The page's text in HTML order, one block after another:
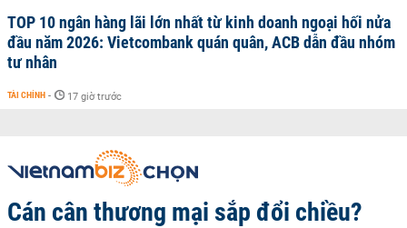
TOP 10 ngân hàng lãi lớn nhất từ kinh doanh ngoại hối nửa
đầu năm 2026: Vietcombank quán quân, ACB dẫn đầu nhóm
tư nhân
TÀI CHÍNH - 17 giờ trước
Cán cân thương mại sắp đổi chiều?